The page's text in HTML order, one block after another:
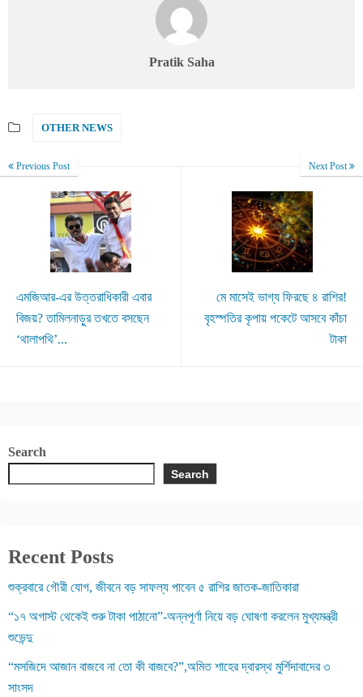
Pratik Saha
OTHER NEWS
Previous Post
এমজিআর-এর উত্তরাধিকারী এবার
বিজয়? তামিলনাড়ুর তখতে বসছেন
‘থালাপথি’...
Next Post
মে মাসেই ভাগ্য ফিরছে ৪ রাশির!
বৃহস্পতির কৃপায় পকেটে আসবে কাঁচা
টাকা
Search
Search
Recent Posts
শুক্রবারে গৌরী যোগ, জীবনে বড় সাফল্য পাবেন ৫ রাশির জাতক-জাতিকারা
“১৭ অগাস্ট থেকেই শুরু টাকা পাঠানো”-অন্নপূর্ণা নিয়ে বড় ঘোষণা করলেন মুখ্যমন্ত্রী
শুভেন্দু
“মসজিদে আজান বাজবে না তো কী বাজবে?”,অমিত শাহের দ্বারস্থ মুর্শিদাবাদের ৩
সাংসদ